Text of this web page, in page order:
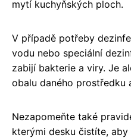
mytí kuchyňských ploch.
V případě potřeby
vodu nebo speciální
zabijí bakterie a viry. Je
obalu daného prostředku
Nezapomeňte také
kterými desku čistíte, aby